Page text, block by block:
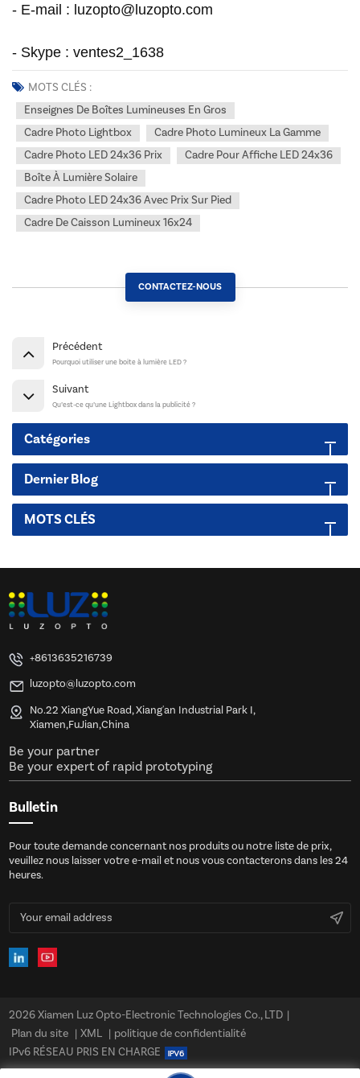
- E-mail : luzopto@luzopto.com
- Skype : ventes2_1638
MOTS CLÉS :
Enseignes De Boîtes Lumineuses En Gros
Cadre Photo Lightbox
Cadre Photo Lumineux La Gamme
Cadre Photo LED 24x36 Prix
Cadre Pour Affiche LED 24x36
Boîte À Lumière Solaire
Cadre Photo LED 24x36 Avec Prix Sur Pied
Cadre De Caisson Lumineux 16x24
CONTACTEZ-NOUS
Précédent
Pourquoi utiliser une boite à lumière LED ?
Suivant
Qu’est-ce qu’une Lightbox dans la publicité ?
Catégories
Dernier Blog
MOTS CLÉS
+8613635216739
luzopto@luzopto.com
No.22 XiangYue Road, Xiang'an Industrial Park I,
Xiamen,FuJian,China
Be your partner
Be your expert of rapid prototyping
Bulletin
Pour toute demande concernant nos produits ou notre liste de prix,
veuillez nous laisser votre e-mail et nous vous contacterons dans les 24
heures.
2026 Xiamen Luz Opto-Electronic Technologies Co., LTD |
Plan du site | XML | politique de confidentialité
IPv6 RÉSEAU PRIS EN CHARGE